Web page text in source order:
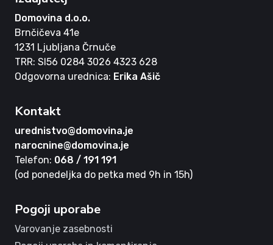
Domovina d.o.o.
Brnčičeva 41e
1231 Ljubljana Črnuče
TRR: SI56 0284 3026 4323 628
Odgovorna urednica: Erika Ašič
Kontakt
urednistvo@domovina.je
narocnine@domovina.je
Telefon: 068 / 191 191
(od ponedeljka do petka med 9h in 15h)
Pogoji uporabe
Varovanje zasebnosti